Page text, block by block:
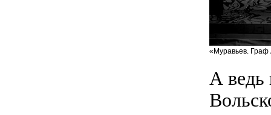
«Муравьев. Граф
А ведь